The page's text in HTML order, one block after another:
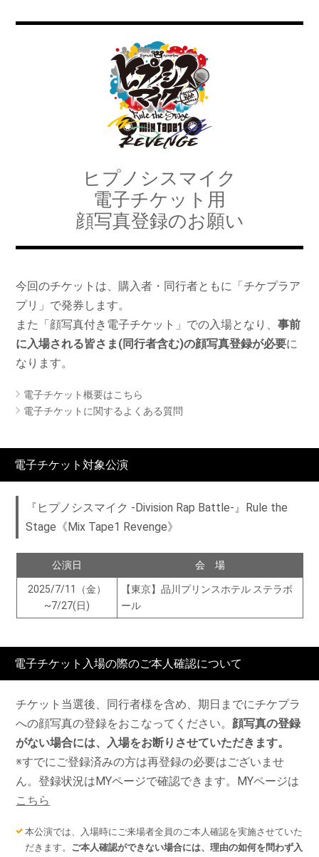
ヒプノシスマイク
電子チケット用
顔写真登録のお願い
今回のチケットは、購入者・同行者ともに「チケプラア
プリ」で発券します。
また「顔写真付き電子チケット」での入場となり、事前
に入場される皆さま(同行者含む)の顔写真登録が必要に
なります。
電子チケット概要はこちら
電子チケットに関するよくある質問
電子チケット対象公演
『ヒプノシスマイク -Division Rap Battle-』Rule the
Stage《Mix Tape1 Revenge》
公演日 会 場
2025/7/11（金）
~7/27(日)
【東京】品川プリンスホテル ステラボ
ール
電子チケット入場の際のご本人確認について
チケット当選後、同行者様を含め、期日までにチケプラ
への顔写真の登録をおこなってください。 顔写真の登録
がない場合には、入場をお断りさせていただきます。
※すでにご登録済みの方は再登録の必要はございませ
ん。登録状況はMYページで確認できます。MYページは
こちら
本公演では、入場時にご来場者全員のご本人確認を実施させていた
だきます。 ご本人確認ができない場合には、理由の如何を問わず入